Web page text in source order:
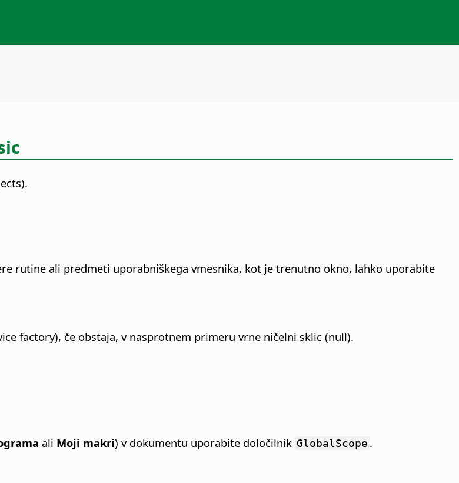
rutine ali predmeti uporabniškega vmesnika, kot je trenutno okno, lahko uporabite
factory), če obstaja, v nasprotnem primeru vrne ničelni sklic (null).
ali Moji makri) v dokumentu uporabite določilnik GlobalScope .